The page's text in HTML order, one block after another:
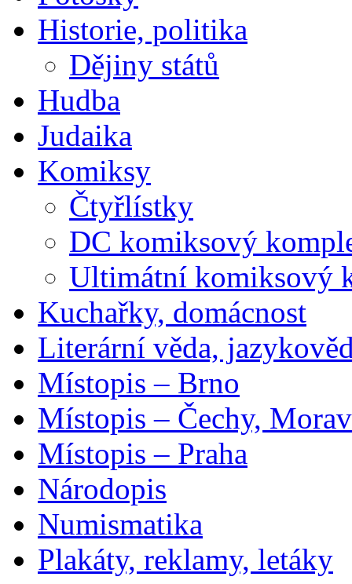
Historie, politika
Dějiny států
Hudba
Judaika
Komiksy
Čtyřlístky
DC komiksový
Ultimátní komiksový
Kuchařky, domácnost
Literární věda,
Místopis – Brno
Místopis – Čechy,
Místopis – Praha
Národopis
Numismatika
Plakáty, reklamy, letáky